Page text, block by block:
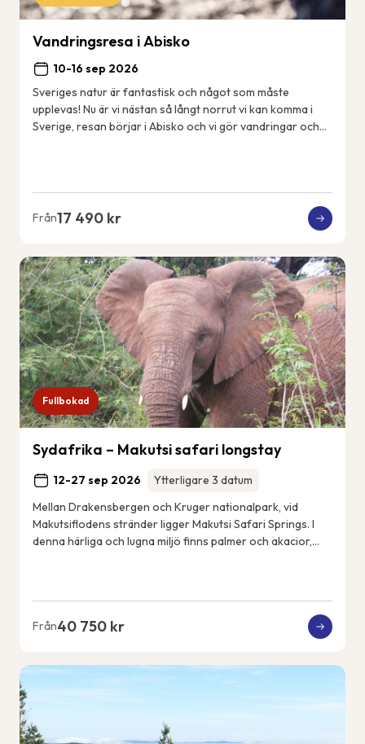
Vandringsresa i Abisko
10-16 sep 2026
Sveriges natur är fantastisk och något som måste
upplevas! Nu är vi nästan så långt norrut vi kan komma i
Sverige, resan börjar i Abisko och vi gör vandringar och
Från17 490 kr
Fullbokad
Sydafrika – Makutsi safari longstay
12-27 sep 2026
Ytterligare 3 datum
Mellan Drakensbergen och Kruger nationalpark, vid
Makutsiflodens stränder ligger Makutsi Safari Springs. I
denna härliga och lugna miljö finns palmer och akacior,
Från40 750 kr